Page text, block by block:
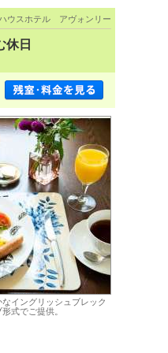
ウスホテル アヴォンリー
休日
イングリッシュブレック
式でご提供。